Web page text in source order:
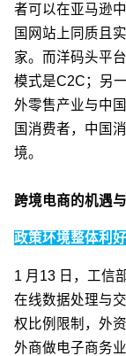
者可以在亚马逊
国网站上同质且
家。而洋码头平
模式是C2C；另
外零售产业与中
国消费者，中国
境。
跨境电商的机遇
政策环境整体利好
1 月13 日，工信
在线数据处理与
权比例限制，外
外商做电子商务业